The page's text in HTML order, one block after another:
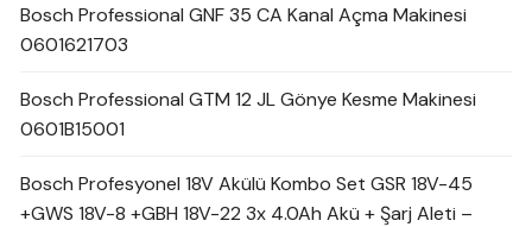
Bosch Professional GNF 35 CA Kanal Açma Makinesi
0601621703
Bosch Professional GTM 12 JL Gönye Kesme Makinesi
0601B15001
Bosch Profesyonel 18V Akülü Kombo Set GSR 18V-45
+GWS 18V-8 +GBH 18V-22 3x 4.0Ah Akü + Şarj Aleti –